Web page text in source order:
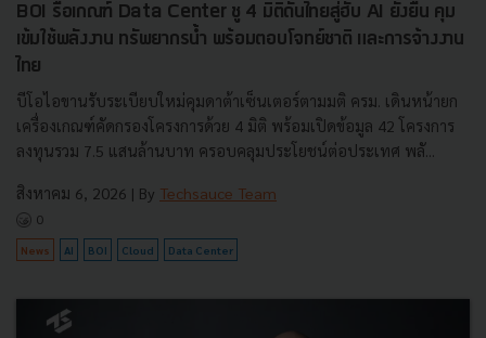
BOI รื้อเกณฑ์ Data Center ชู 4 มิติดันไทยสู่ฮับ AI ยั่งยืน คุม
เข้มใช้พลังงาน ทรัพยากรน้ำ พร้อมตอบโจทย์ชาติ และการจ้างงาน
ไทย
บีโอไอขานรับระเบียบใหม่คุมดาต้าเซ็นเตอร์ตามมติ ครม. เดินหน้ายก
เครื่องเกณฑ์คัดกรองโครงการด้วย 4 มิติ พร้อมเปิดข้อมูล 42 โครงการ
ลงทุนรวม 7.5 แสนล้านบาท ครอบคลุมประโยชน์ต่อประเทศ พลั...
สิงหาคม 6, 2026 | By Techsauce Team
0
News AI BOI Cloud Data Center